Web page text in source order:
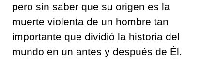
pero sin saber que su origen es la
muerte violenta de un hombre tan
importante que dividió la historia del
mundo en un antes y después de Él.